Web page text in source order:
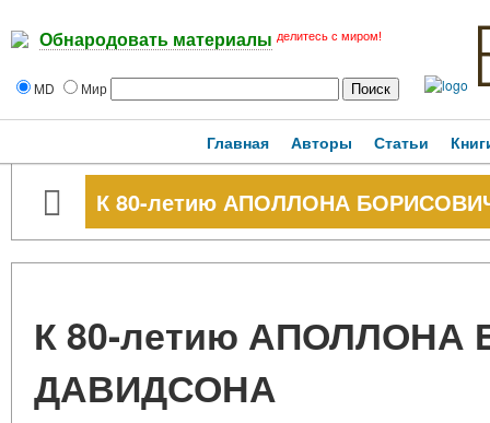
Обнародовать материалы делитесь с миром!
MD Мир
Главная Авторы Статьи
К 80-летию АПОЛЛОНА
К 80-летию
ДАВИДСОНА